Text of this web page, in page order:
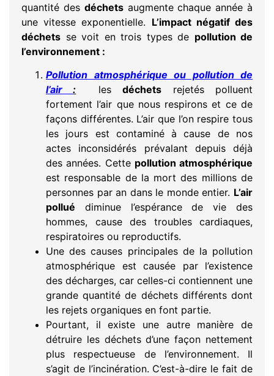
quantité des déchetsaugmente chaque année à
une vitesse exponentielle. L’impact négatif des
déchets se voit en trois types de pollution de
l’environnement :
Pollution atmosphérique ou pollution de
l’air: lesdéchets rejetés polluent
fortement l’air que nous respirons et ce de
façons différentes. L’air que l’on respire tous
les jours est contaminé à cause de nos
actes inconsidérés prévalant depuis déjà
des années. Cette pollution atmosphérique
est responsable de la mort des millions de
personnes par an dans le monde entier. L’air
pollué diminue l’espérance de vie des
hommes, cause des troubles cardiaques,
respiratoires ou reproductifs.
Une des causes principales de la pollution
atmosphérique est causée par l’existence
des décharges, car celles-ci contiennent une
grande quantité de déchets différents dont
les rejets organiques en font partie.
Pourtant, il existe une autre manière de
détruire les déchets d’une façon nettement
plus respectueuse de l’environnement. Il
s’agit de l’incinération. C’est-à-dire le fait de